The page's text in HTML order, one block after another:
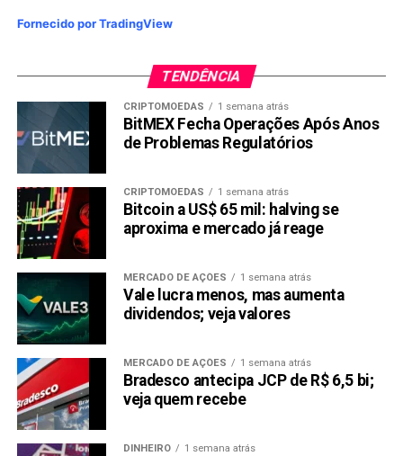
Fornecido por TradingView
TENDÊNCIA
CRIPTOMOEDAS 1 semana atrás
BitMEX Fecha Operações Após Anos
de Problemas Regulatórios
CRIPTOMOEDAS 1 semana atrás
Bitcoin a US$ 65 mil: halving se
aproxima e mercado já reage
MERCADO DE AÇÕES 1 semana atrás
Vale lucra menos, mas aumenta
dividendos; veja valores
MERCADO DE AÇÕES 1 semana atrás
Bradesco antecipa JCP de R$ 6,5 bi;
veja quem recebe
DINHEIRO 1 semana atrás